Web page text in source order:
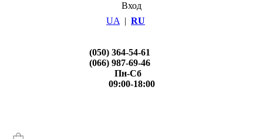
Вход
UA | RU
(050) 364-54-61
(066) 987-69-46
Пн-Сб
09:00-18:00